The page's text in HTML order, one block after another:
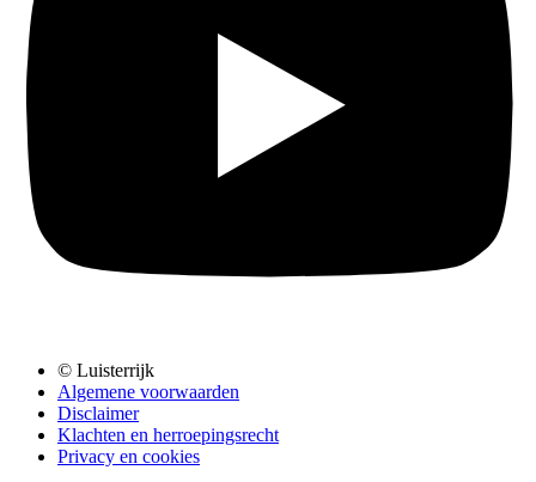
© Luisterrijk
Algemene voorwaarden
Disclaimer
Klachten en herroepingsrecht
Privacy en cookies